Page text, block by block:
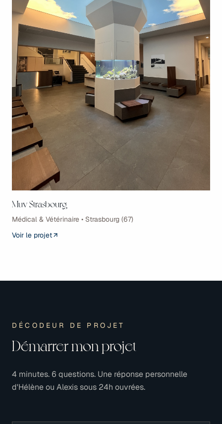
Muv Strasbourg
Médical & Vétérinaire • Strasbourg (67)
Voir le projet
DÉCODEUR DE PROJET
Démarrer mon projet
4 minutes. 6 questions. Une réponse personnelle
d'Hélène ou Alexis sous 24h ouvrées.